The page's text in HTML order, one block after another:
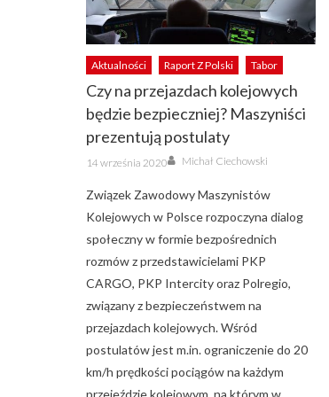
Aktualności Raport Z Polski Tabor
Czy na przejazdach kolejowych
będzie bezpieczniej? Maszyniści
prezentują postulaty
Posted
on
14 września 2020 Author
Michał Ciechowski
Związek Zawodowy Maszynistów
Kolejowych w Polsce rozpoczyna dialog
społeczny w formie bezpośrednich
rozmów z przedstawicielami PKP
CARGO, PKP Intercity oraz Polregio,
związany z bezpieczeństwem na
przejazdach kolejowych. Wśród
postulatów jest m.in. ograniczenie do 20
km/h prędkości pociągów na każdym